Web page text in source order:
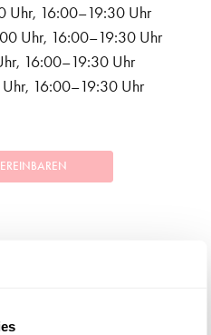
Uhr, 16:00–19:30 Uhr
Uhr, 16:00–19:30 Uhr
16:00–19:30 Uhr
16:00–19:30 Uhr